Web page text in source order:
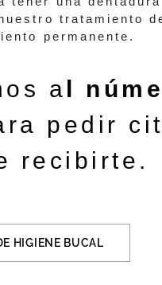
tratamiento
permanente.
a l
pedir
recibirte.
HIGIENE BUCAL